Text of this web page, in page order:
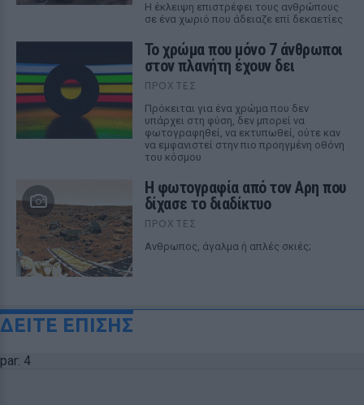
Η έκλειψη επιστρέφει τους ανθρώπους
σε ένα χωριό που άδειαζε επί δεκαετίες
Το χρώμα που μόνο 7 άνθρωποι
στον πλανήτη έχουν δει
ΠΡΟΧΤΈΣ
Πρόκειται για ένα χρώμα που δεν
υπάρχει στη φύση, δεν μπορεί να
φωτογραφηθεί, να εκτυπωθεί, ούτε καν
να εμφανιστεί στην πιο προηγμένη οθόνη
του κόσμου
Η φωτογραφία από τον Αρη που
δίχασε το διαδίκτυο
ΠΡΟΧΤΈΣ
Ανθρωπος, άγαλμα ή απλές σκιές;
ΔΕΙΤΕ ΕΠΙΣΗΣ
par: 4